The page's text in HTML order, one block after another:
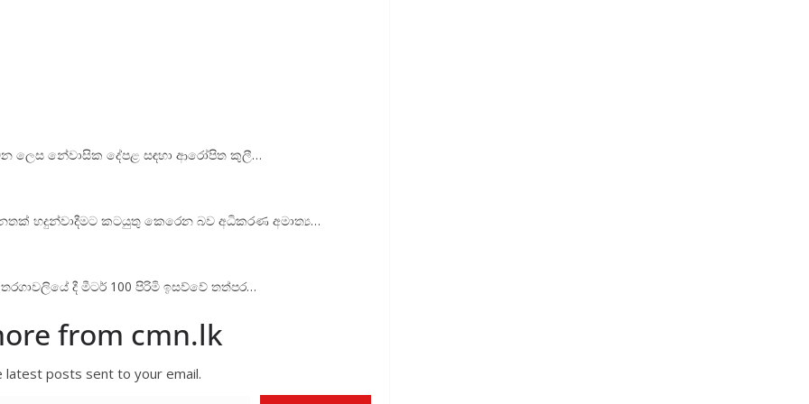
ලෙස නේවාසික දේපළ සඳහා ආරෝපිත කුලී…
හදුන්වාදීමට කටයුතු කෙරෙන බව අධිකරණ අමාත්‍ය…
දී මීටර් 100 පිරිමි ඉසව්වේ තත්පර…
from cmn.lk
latest posts sent to your email.